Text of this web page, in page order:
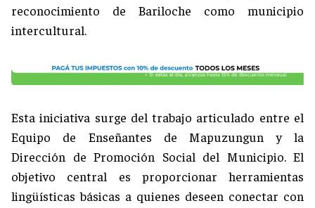
reconocimiento de Bariloche como municipio
intercultural.
Esta iniciativa surge del trabajo articulado entre el
Equipo de Enseñantes de Mapuzungun y la
Dirección de Promoción Social del Municipio. El
objetivo central es proporcionar herramientas
lingüísticas básicas a quienes deseen conectar con